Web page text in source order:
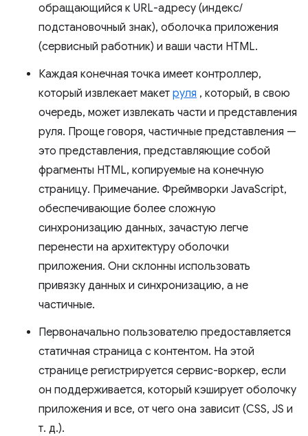
обращающийся к URL-адресу (индекс/
подстановочный знак), оболочка приложения
(сервисный работник) и ваши части HTML.
Каждая конечная точка имеет контроллер,
который извлекает макет руля , который, в свою
очередь, может извлекать части и представления
руля. Проще говоря, частичные представления —
это представления, представляющие собой
фрагменты HTML, копируемые на конечную
страницу. Примечание. Фреймворки JavaScript,
обеспечивающие более сложную
синхронизацию данных, зачастую легче
перенести на архитектуру оболочки
приложения. Они склонны использовать
привязку данных и синхронизацию, а не
частичные.
Первоначально пользователю предоставляется
статичная страница с контентом. На этой
странице регистрируется сервис-воркер, если
он поддерживается, который кэширует оболочку
приложения и все, от чего она зависит (CSS, JS и
т. д.).